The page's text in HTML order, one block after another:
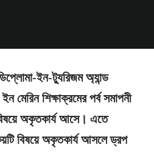
ইন-ট্যুরিজম অ্যান্ড
মেরিন শিক্ষাক্রমের পর্ব সমাপনী
অকৃতকার্য আসে। এতে
বিষয়ে অকৃতকার্য আসলে ড্রপ